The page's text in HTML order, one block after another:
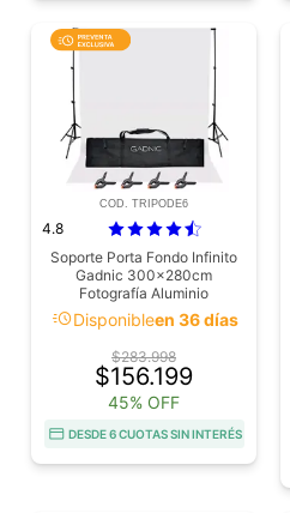
COD. TRIPODE6
4.8
Soporte Porta Fondo Infinito
Gadnic 300x280cm
Fotografía Aluminio
Telescópico Ajustable Bolso
acuteDisponibleen 36 días
$283.998
$156.199
45% OFF
DESDE 6 CUOTAS SIN INTERÉS